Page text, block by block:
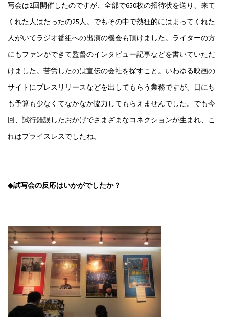
写会は2回開催したのですが、全部で650枚の招待状を送り、来て
くれた人はたったの25人。でもその中で熱狂的にはまってくれた
人がいてラジオ番組への出演の機会も頂けました。ライターの方
にもファンができて監督のインタビュー記事などを書いていただ
けました。苦労したのは宣伝の会社を探すこと。いわゆる映画の
サイトにプレスリリースなどを出してもらう業務ですが、日にち
も予算も少なくてなかなか協力してもらえませんでした。でも今
回、試行錯誤したおかげでさまざまなコネクションが生まれ、こ
れはプライスレスでしたね。
◆試写会の反応はいかがでしたか？